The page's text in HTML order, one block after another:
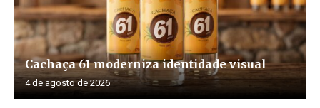
Cachaça 61 moderniza identidade visual
4 de agosto de 2026